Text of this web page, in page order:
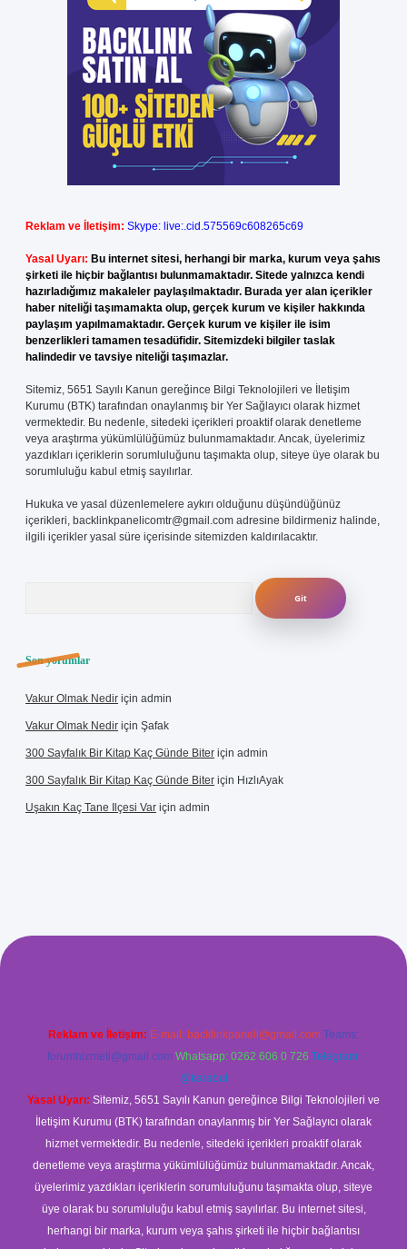
Reklam ve İletişim: Skype: live:.cid.575569c608265c69
Yasal Uyarı: Bu internet sitesi, herhangi bir marka, kurum veya şahıs
şirketi ile hiçbir bağlantısı bulunmamaktadır. Sitede yalnızca kendi
hazırladığımız makaleler paylaşılmaktadır. Burada yer alan içerikler
haber niteliği taşımamakta olup, gerçek kurum ve kişiler hakkında
paylaşım yapılmamaktadır. Gerçek kurum ve kişiler ile isim
benzerlikleri tamamen tesadüfidir. Sitemizdeki bilgiler taslak
halindedir ve tavsiye niteliği taşımazlar.
Sitemiz, 5651 Sayılı Kanun gereğince Bilgi Teknolojileri ve İletişim
Kurumu (BTK) tarafından onaylanmış bir Yer Sağlayıcı olarak hizmet
vermektedir. Bu nedenle, sitedeki içerikleri proaktif olarak denetleme
veya araştırma yükümlülüğümüz bulunmamaktadır. Ancak, üyelerimiz
yazdıkları içeriklerin sorumluluğunu taşımakta olup, siteye üye olarak bu
sorumluluğu kabul etmiş sayılırlar.
Hukuka ve yasal düzenlemelere aykırı olduğunu düşündüğünüz
içerikleri, backlinkpanelicomtr@gmail.com adresine bildirmeniz halinde,
ilgili içerikler yasal süre içerisinde sitemizden kaldırılacaktır.
Son yorumlar
Vakur Olmak Nedir için admin
Vakur Olmak Nedir için Şafak
300 Sayfalık Bir Kitap Kaç Günde Biter için admin
300 Sayfalık Bir Kitap Kaç Günde Biter için HızlıAyak
Uşakın Kaç Tane Ilçesi Var için admin
Reklam ve İletişim: E-mail: backlinkpaneli@gmail.com Teams:
forumhizmeti@gmail.com Whatsapp: 0262 606 0 726 Telegram:
@karabul
Yasal Uyarı: Sitemiz, 5651 Sayılı Kanun gereğince Bilgi Teknolojileri ve
İletişim Kurumu (BTK) tarafından onaylanmış bir Yer Sağlayıcı olarak
hizmet vermektedir. Bu nedenle, sitedeki içerikleri proaktif olarak
denetleme veya araştırma yükümlülüğümüz bulunmamaktadır. Ancak,
üyelerimiz yazdıkları içeriklerin sorumluluğunu taşımakta olup, siteye
üye olarak bu sorumluluğu kabul etmiş sayılırlar. Bu internet sitesi,
herhangi bir marka, kurum veya şahıs şirketi ile hiçbir bağlantısı